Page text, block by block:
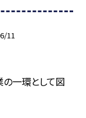
11
一環として図